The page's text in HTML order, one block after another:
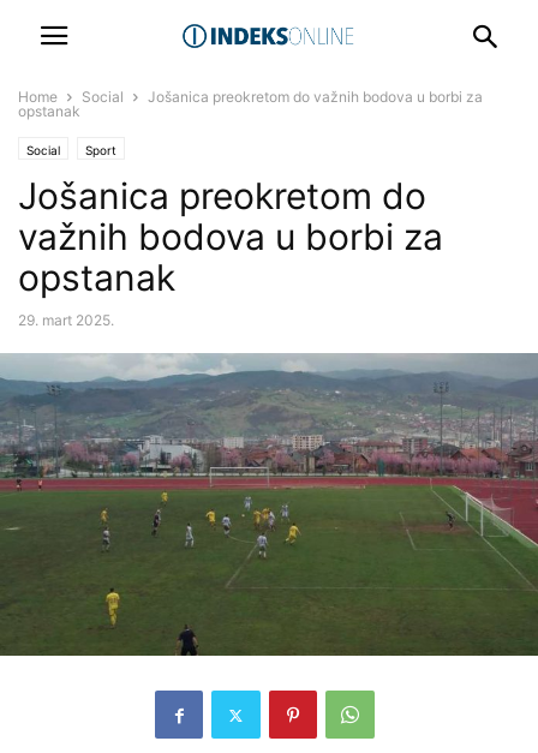
Home Social
Jošanica preokretom do važnih bodova u borbi za
opstanak
Social Sport
Jošanica preokretom do
važnih bodova u borbi za
opstanak
29. mart 2025.